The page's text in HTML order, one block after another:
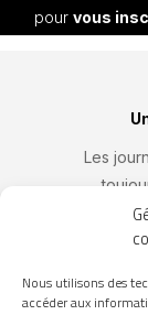
Nous utilisons des
accéder aux
pour vous
Les